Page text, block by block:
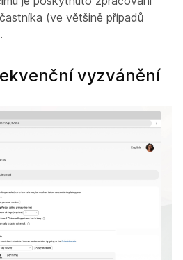
(ve většině případů
vyzvánění